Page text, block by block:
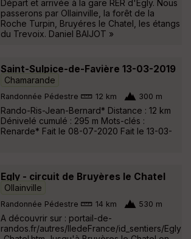
Départ et arrivée à la gare RER d'Egly. Nous
passerons par Ollainville, la forêt de la
Roche Turpin, Bruyéres le Chatel, les étangs
du Trevoix. Daniel BAIJOT »
Saint-Sulpice-de-Favière 13-03-2019
Chamarande
Randonnée Pédestre 12 km 300 m
Rando-Ris-Jean-Bernard* Distance : 12 km
Dénivelé cumulé : 295 m Mots-clés :
Renarde* Fait le 08-07-2020 Fait le 13-03-
Egly - circuit de Bruyères le Chatel
Ollainville
Randonnée Pédestre 14 km 530 m
A découvrir sur : portail-de-
randos.fr/autres/IledeFrance/id_sentiers/Egly